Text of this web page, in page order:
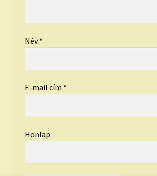
Név*
E-mail cím *
Honlap